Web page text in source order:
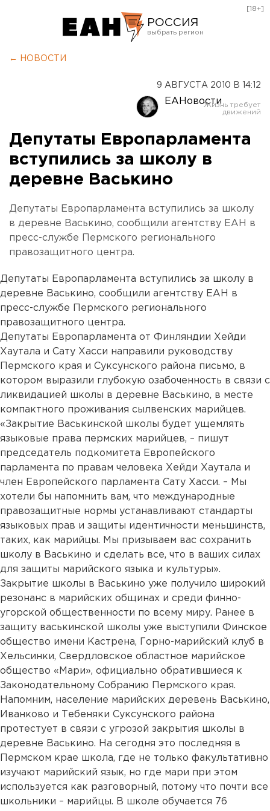
РОССИЯ
Оренбург
[18+]
← НОВОСТИ
9 АВГУСТА 2010 В 14:12
ЕАНовости
Депутаты Европарламента
вступились за школу в
деревне Васькино
Депутаты Европарламента вступились за школу
в деревне Васькино, сообщили агентству ЕАН в
пресс-службе Пермского регионального
правозащитного центра.
Депутаты Европарламента вступились за школу в
деревне Васькино, сообщили агентству ЕАН в
пресс-службе Пермского регионального
правозащитного центра.
Депутаты Европарламента от Финляндии Хейди
Хаутала и Сату Хасси направили руководству
Пермского края и Суксунского района письмо, в
котором выразили глубокую озабоченность в связи с
ликвидацией школы в деревне Васькино, в месте
компактного проживания сылвенских марийцев.
«Закрытие Васькинской школы будет ущемлять
языковые права пермских марийцев, – пишут
председатель подкомитета Европейского
парламента по правам человека Хейди Хаутала и
член Европейского парламента Сату Хасси. – Мы
хотели бы напомнить вам, что международные
правозащитные нормы устанавливают стандарты
языковых прав и защиты идентичности меньшинств,
таких, как марийцы. Мы призываем вас сохранить
школу в Васькино и сделать все, что в ваших силах
для защиты марийского языка и культуры».
Закрытие школы в Васькино уже получило широкий
резонанс в марийских общинах и среди финно-
угорской общественности по всему миру. Ранее в
защиту васькинской школы уже выступили Финское
общество имени Кастрена, Горно-марийский клуб в
Хельсинки, Свердловское областное марийское
общество «Мари», официально обратившиеся к
Законодательному Собранию Пермского края.
Напомним, население марийских деревень Васькино,
Иванково и Тебеняки Суксунского района
протестует в связи с угрозой закрытия школы в
деревне Васькино. На сегодня это последняя в
Пермском крае школа, где не только факультативно
изучают марийский язык, но где мари при этом
используется как разговорный, потому что почти все
школьники – марийцы. В школе обучается 76